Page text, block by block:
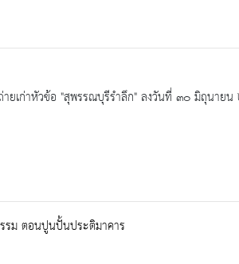
ยเก่าหัวข้อ "สุพรรณบุรีรำลึก" ลงวันที่ ๓๐ มิถุนาย
รม ตอนปูนปั้นประติมาคาร